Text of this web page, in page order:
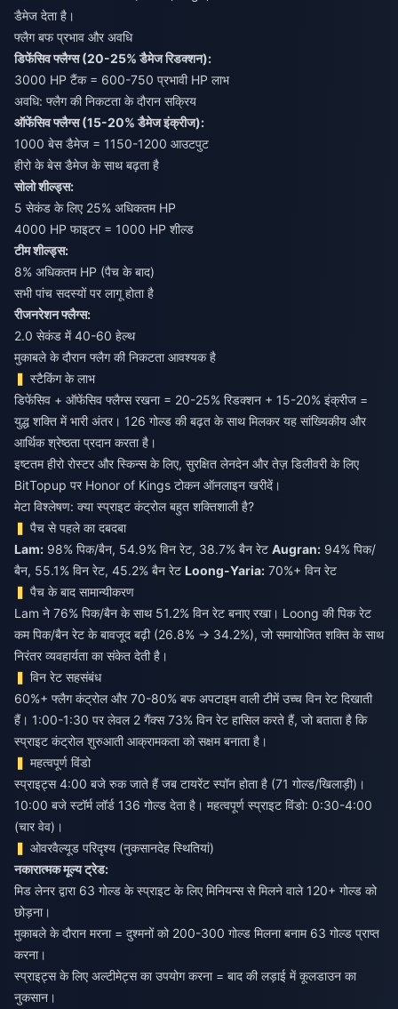
डैमेज देता है।
फ्लैग बफ प्रभाव और अवधि
डिफेंसिव फ्लैग्स (20-25% डैमेज रिडक्शन):
3000 HP टैंक = 600-750 प्रभावी HP लाभ
अवधि: फ्लैग की निकटता के दौरान सक्रिय
ऑफेंसिव फ्लैग्स (15-20% डैमेज इंक्रीज):
1000 बेस डैमेज = 1150-1200 आउटपुट
हीरो के बेस डैमेज के साथ बढ़ता है
सोलो शील्ड्स:
5 सेकंड के लिए 25% अधिकतम HP
4000 HP फाइटर = 1000 HP शील्ड
टीम शील्ड्स:
8% अधिकतम HP (पैच के बाद)
सभी पांच सदस्यों पर लागू होता है
रीजनरेशन फ्लैग्स:
2.0 सेकंड में 40-60 हेल्थ
मुकाबले के दौरान फ्लैग की निकटता आवश्यक है
स्टैकिंग के लाभ
डिफेंसिव + ऑफेंसिव फ्लैग्स रखना = 20-25% रिडक्शन + 15-20% इंक्रीज =
युद्ध शक्ति में भारी अंतर। 126 गोल्ड की बढ़त के साथ मिलकर यह सांख्यिकीय और
आर्थिक श्रेष्ठता प्रदान करता है।
इष्टतम हीरो रोस्टर और स्किन्स के लिए, सुरक्षित लेनदेन और तेज़ डिलीवरी के लिए
BitTopup पर Honor of Kings टोकन ऑनलाइन खरीदें ।
मेटा विश्लेषण: क्या स्प्राइट कंट्रोल बहुत शक्तिशाली है?
पैच से पहले का दबदबा
Lam: 98% पिक/बैन, 54.9% विन रेट, 38.7% बैन रेट Augran: 94% पिक/
बैन, 55.1% विन रेट, 45.2% बैन रेट Loong-Yaria: 70%+ विन रेट
पैच के बाद सामान्यीकरण
Lam ने 76% पिक/बैन के साथ 51.2% विन रेट बनाए रखा। Loong की पिक रेट
कम पिक/बैन रेट के बावजूद बढ़ी (26.8% → 34.2%), जो समायोजित शक्ति के साथ
निरंतर व्यवहार्यता का संकेत देती है।
विन रेट सहसंबंध
60%+ फ्लैग कंट्रोल और 70-80% बफ अपटाइम वाली टीमें उच्च विन रेट दिखाती
हैं। 1:00-1:30 पर लेवल 2 गैंक्स 73% विन रेट हासिल करते हैं, जो बताता है कि
स्प्राइट कंट्रोल शुरुआती आक्रामकता को सक्षम बनाता है।
महत्वपूर्ण विंडो
स्प्राइट्स 4:00 बजे रुक जाते हैं जब टायरेंट स्पॉन होता है (71 गोल्ड/खिलाड़ी)।
10:00 बजे स्टॉर्म लॉर्ड 136 गोल्ड देता है। महत्वपूर्ण स्प्राइट विंडो: 0:30-4:00
(चार वेव)।
ओवरवैल्यूड परिदृश्य (नुकसानदेह स्थितियां)
नकारात्मक मूल्य ट्रेड:
मिड लेनर द्वारा 63 गोल्ड के स्प्राइट के लिए मिनियन्स से मिलने वाले 120+ गोल्ड को
छोड़ना।
मुकाबले के दौरान मरना = दुश्मनों को 200-300 गोल्ड मिलना बनाम 63 गोल्ड प्राप्त
करना।
स्प्राइट्स के लिए अल्टीमेट्स का उपयोग करना = बाद की लड़ाई में कूलडाउन का
नुकसान।